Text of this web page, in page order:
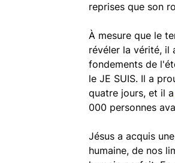
reprises que son
À mesure que le
révéler la vérité, il
fondements de
le JE SUIS. Il a
quatre jours, et il a
000 personnes
Jésus a acquis
humaine, de nos